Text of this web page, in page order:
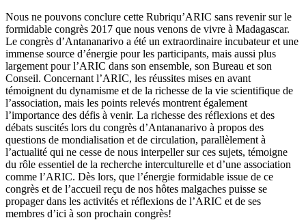
Nous ne pouvons conclure cette Rubriqu’ARIC sans revenir sur le
formidable congrès 2017 que nous venons de vivre à Madagascar.
Le congrès d’Antananarivo a été un extraordinaire incubateur et une
immense source d’énergie pour les participants, mais aussi plus
largement pour l’ARIC dans son ensemble, son Bureau et son
Conseil. Concernant l’ARIC, les réussites mises en avant
témoignent du dynamisme et de la richesse de la vie scientifique de
l’association, mais les points relevés montrent également
l’importance des défis à venir. La richesse des réflexions et des
débats suscités lors du congrès d’Antananarivo à propos des
questions de mondialisation et de circulation, parallèlement à
l’actualité qui ne cesse de nous interpeller sur ces sujets, témoigne
du rôle essentiel de la recherche interculturelle et d’une association
comme l’ARIC. Dès lors, que l’énergie formidable issue de ce
congrès et de l’accueil reçu de nos hôtes malgaches puisse se
propager dans les activités et réflexions de l’ARIC et de ses
membres d’ici à son prochain congrès!